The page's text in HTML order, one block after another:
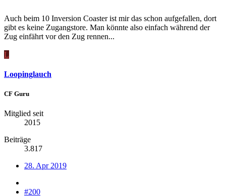
Auch beim 10 Inversion Coaster ist mir das schon aufgefallen, dort
gibt es keine Zugangstore. Man könnte also einfach während der
Zug einfährt vor den Zug rennen...
L
Loopinglauch
CF Guru
Mitglied seit
2015
Beiträge
3.817
28. Apr 2019
#200